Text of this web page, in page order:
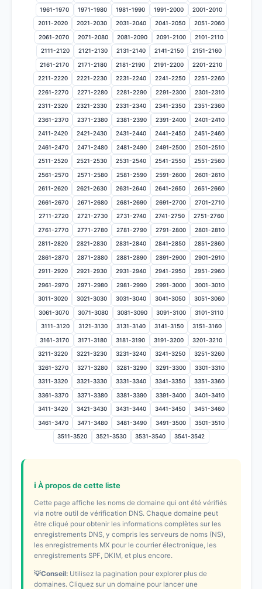
1961-1970 1971-1980 1981-1990 1991-2000 2001-2010
2011-2020 2021-2030 2031-2040 2041-2050 2051-2060
2061-2070 2071-2080 2081-2090 2091-2100 2101-2110
2111-2120 2121-2130 2131-2140 2141-2150 2151-2160
2161-2170 2171-2180 2181-2190 2191-2200 2201-2210
2211-2220 2221-2230 2231-2240 2241-2250 2251-2260
2261-2270 2271-2280 2281-2290 2291-2300 2301-2310
2311-2320 2321-2330 2331-2340 2341-2350 2351-2360
2361-2370 2371-2380 2381-2390 2391-2400 2401-2410
2411-2420 2421-2430 2431-2440 2441-2450 2451-2460
2461-2470 2471-2480 2481-2490 2491-2500 2501-2510
2511-2520 2521-2530 2531-2540 2541-2550 2551-2560
2561-2570 2571-2580 2581-2590 2591-2600 2601-2610
2611-2620 2621-2630 2631-2640 2641-2650 2651-2660
2661-2670 2671-2680 2681-2690 2691-2700 2701-2710
2711-2720 2721-2730 2731-2740 2741-2750 2751-2760
2761-2770 2771-2780 2781-2790 2791-2800 2801-2810
2811-2820 2821-2830 2831-2840 2841-2850 2851-2860
2861-2870 2871-2880 2881-2890 2891-2900 2901-2910
2911-2920 2921-2930 2931-2940 2941-2950 2951-2960
2961-2970 2971-2980 2981-2990 2991-3000 3001-3010
3011-3020 3021-3030 3031-3040 3041-3050 3051-3060
3061-3070 3071-3080 3081-3090 3091-3100 3101-3110
3111-3120 3121-3130 3131-3140 3141-3150 3151-3160
3161-3170 3171-3180 3181-3190 3191-3200 3201-3210
3211-3220 3221-3230 3231-3240 3241-3250 3251-3260
3261-3270 3271-3280 3281-3290 3291-3300 3301-3310
3311-3320 3321-3330 3331-3340 3341-3350 3351-3360
3361-3370 3371-3380 3381-3390 3391-3400 3401-3410
3411-3420 3421-3430 3431-3440 3441-3450 3451-3460
3461-3470 3471-3480 3481-3490 3491-3500 3501-3510
3511-3520 3521-3530 3531-3540 3541-3542
ℹ️ À propos de cette liste
Cette page affiche les noms de domaine qui ont été vérifiés
via notre outil de vérification DNS. Chaque domaine peut
être cliqué pour obtenir les informations complètes sur les
enregistrements DNS, y compris les serveurs de noms (NS),
les enregistrements MX pour le courrier électronique, les
enregistrements SPF, DKIM, et plus encore.
💡Conseil:Utilisez la pagination pour explorer plus de
domaines. Cliquez sur un domaine pour lancer une